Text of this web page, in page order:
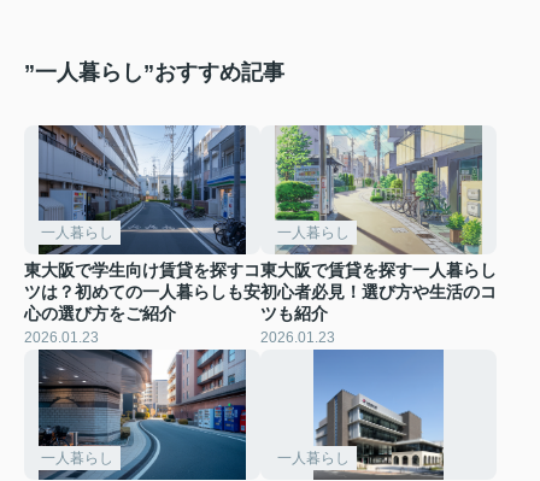
”一人暮らし”おすすめ記事
一人暮らし
東大阪で学生向け賃貸を探すコ
ツは？初めての一人暮らしも安
心の選び方をご紹介
2026.01.23
一人暮らし
東大阪で賃貸を探す一人暮らし
初心者必見！選び方や生活のコ
ツも紹介
2026.01.23
一人暮らし 一人暮らし